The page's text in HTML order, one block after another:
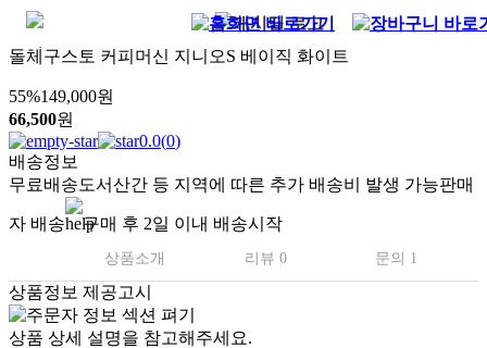
돌체구스토 커피머신 지니오S 베이직 화이트
55%149,000원
66,500원
0.0(0)
배송정보
무료배송도서산간 등 지역에 따른 추가 배송비 발생 가능판매
자 배송 구매 후 2일 이내 배송시작
상품소개 리뷰 0 문의 1
상품정보 제공고시
상품 상세 설명을 참고해주세요.